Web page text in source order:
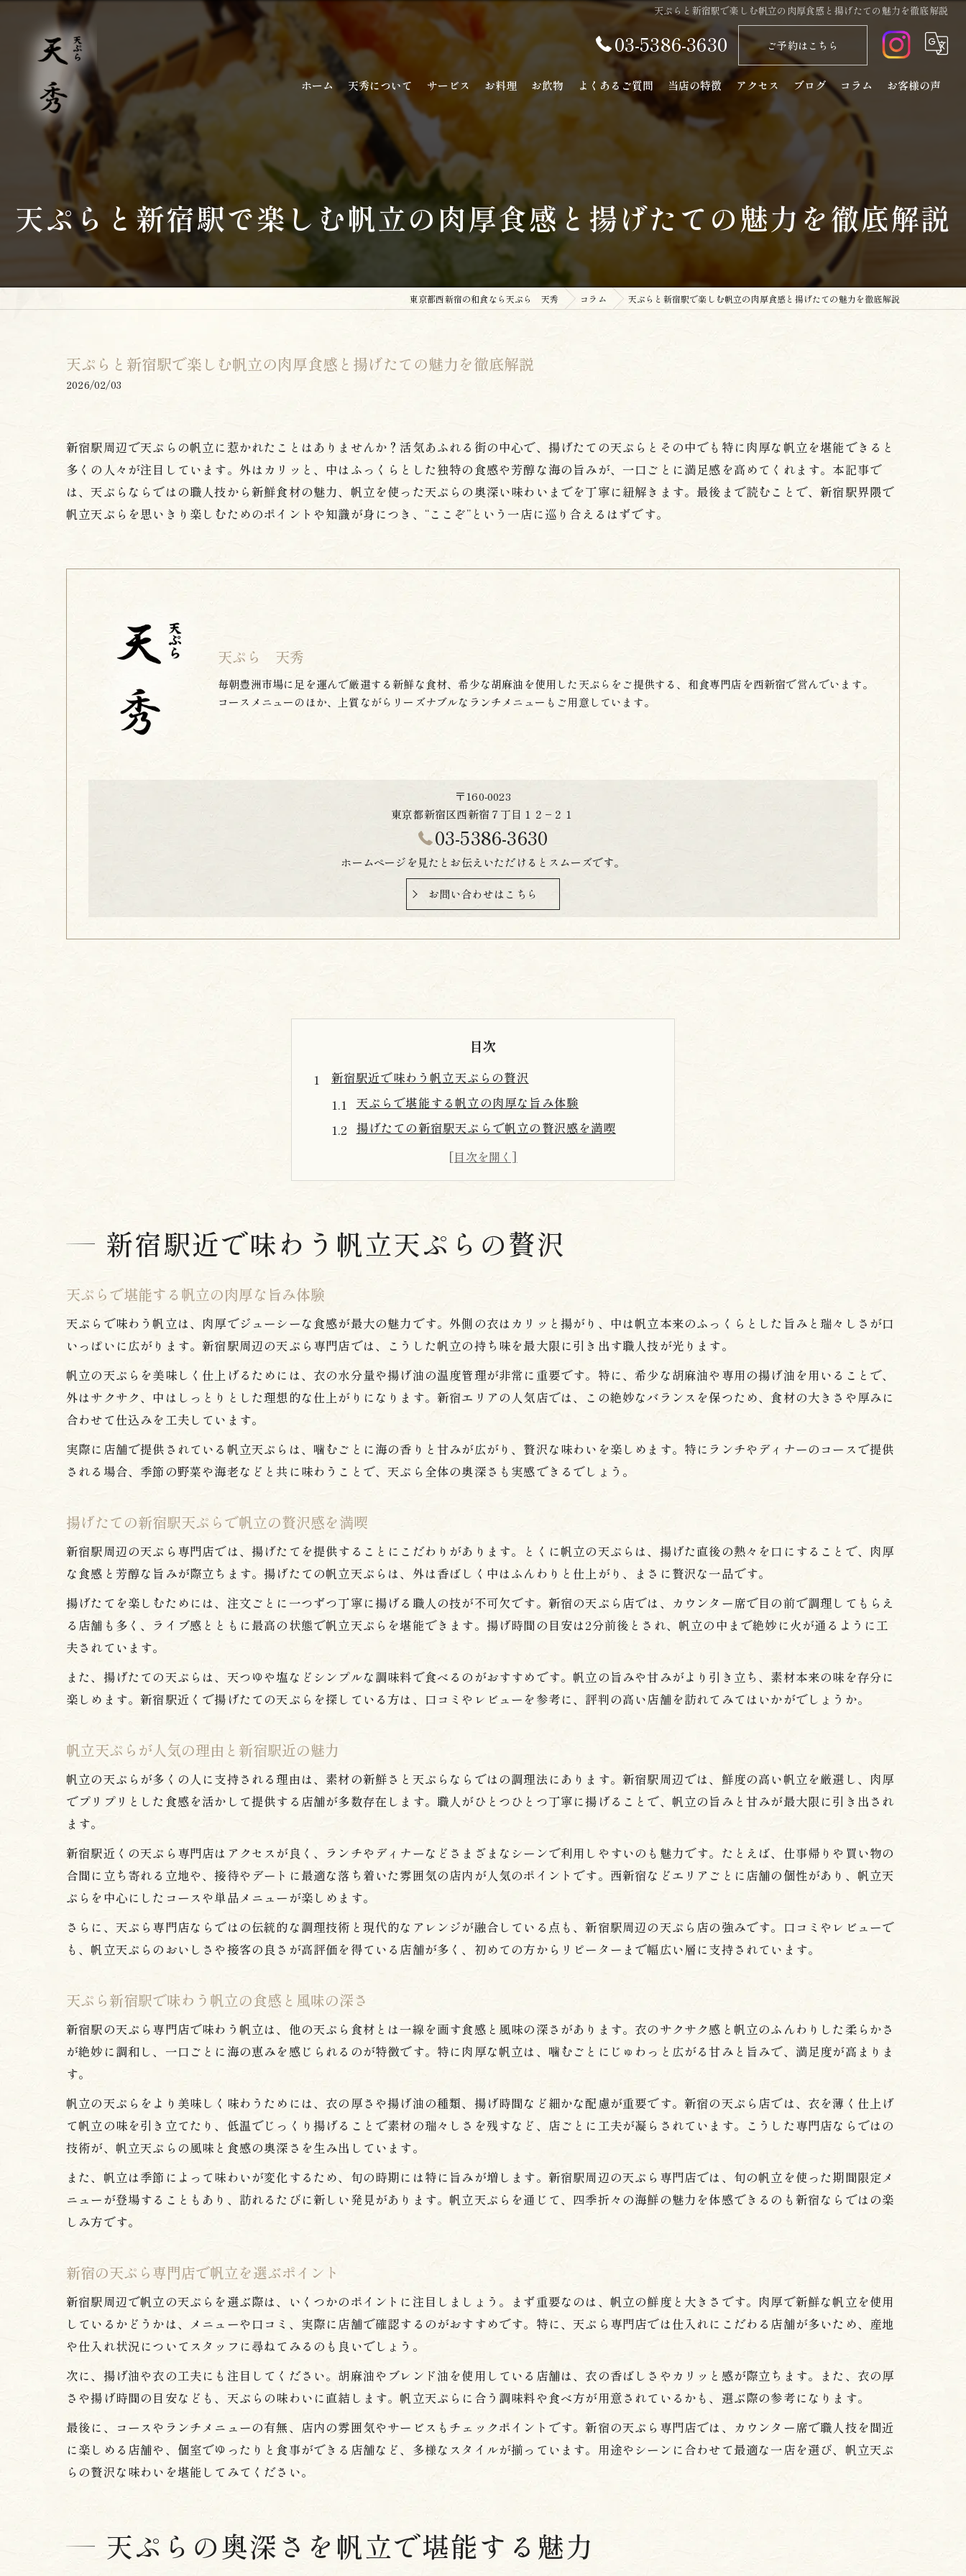
天ぷらと新宿駅で楽しむ帆立の肉厚食感と揚げたての魅力を徹底解説
03-5386-3630 ご予約はこちら
ホーム 天秀について サービス お料理 お飲物 よくあるご質問 当店の特徴
天ぷら
ディナー
アクセス ブログ コラム お客様の声
天ぷらと新宿駅で楽しむ帆立の肉厚食感と揚げたての魅力を徹底解説
東京都西新宿の和食なら天ぷら 天秀 コラム 天ぷらと新宿駅で楽しむ帆立の肉厚食感と揚げたての魅力を徹底解説
天ぷらと新宿駅で楽しむ帆立の肉厚食感と揚げたての魅力を徹底解説
2026/02/03
新宿駅周辺で天ぷらの帆立に惹かれたことはありませんか？活気あふれる街の中心で、揚げたての天ぷらとその中でも特に肉厚な帆立を堪能できると
多くの人々が注目しています。外はカリッと、中はふっくらとした独特の食感や芳醇な海の旨みが、一口ごとに満足感を高めてくれます。本記事で
は、天ぷらならではの職人技から新鮮食材の魅力、帆立を使った天ぷらの奥深い味わいまでを丁寧に紐解きます。最後まで読むことで、新宿駅界隈で
帆立天ぷらを思いきり楽しむためのポイントや知識が身につき、“ここぞ”という一店に巡り合えるはずです。
天ぷら 天秀
毎朝豊洲市場に足を運んで厳選する新鮮な食材、希少な胡麻油を使用した天ぷらをご提供する、和食専門店を西新宿で営んでいます。
コースメニューのほか、上質ながらリーズナブルなランチメニューもご用意しています。
〒160-0023
東京都新宿区西新宿７丁目１２−２１
03-5386-3630
ホームページを見たとお伝えいただけるとスムーズです。
お問い合わせはこちら
目次
新宿駅近で味わう帆立天ぷらの贅沢
天ぷらで堪能する帆立の肉厚な旨み体験
揚げたての新宿駅天ぷらで帆立の贅沢感を満喫
帆立天ぷらが人気の理由と新宿駅近の魅力
天ぷら新宿駅で味わう帆立の食感と風味の深さ
天ぷらの奥深さを帆立で堪能する魅力
帆立天ぷらで感じる伝統天ぷらの奥深さ
天ぷらの生地が帆立に与える食感の違い
帆立天ぷらと天ぷら新宿駅の組み合わせの妙
揚げたて帆立天ぷらが叶える特別感
揚げたて天ぷらで味わう帆立の贅沢な瞬間
新宿駅で楽しむできたて帆立天ぷらの魅力
帆立天ぷらの鮮度がもたらす特別なおいしさ
帆立天ぷらが好きなら新宿駅周辺へ
新宿駅周辺で帆立天ぷら巡りを満喫する方法
天ぷら好きが集う新宿駅で帆立の魅力を再発見
帆立天ぷらの食べ歩きにおすすめの新宿駅界隈
天ぷら新宿駅で帆立を楽しむためのチェックポイント
肉厚帆立が際立つ天ぷら体験の秘訣
天ぷらで楽しむ肉厚帆立のふっくら食感
帆立の選び方で変わる天ぷらの味わい方
肉厚帆立天ぷらの極上体験への近道
新宿駅で帆立天ぷらに出会うおすすめタイミング
天ぷら新宿駅で味わう旬の帆立の魅力
帆立天ぷらの話題店を見つけるコツとポイント
天ぷらの季節感と帆立の旬を楽しむ方法
帆立天ぷらに出会える新宿駅の注目スポット
新宿駅近で味わう帆立天ぷらの贅沢
天ぷらで堪能する帆立の肉厚な旨み体験
天ぷらで味わう帆立は、肉厚でジューシーな食感が最大の魅力です。外側の衣はカリッと揚がり、中は帆立本来のふっくらとした旨みと瑞々しさが口
いっぱいに広がります。新宿駅周辺の天ぷら専門店では、こうした帆立の持ち味を最大限に引き出す職人技が光ります。
帆立の天ぷらを美味しく仕上げるためには、衣の水分量や揚げ油の温度管理が非常に重要です。特に、希少な胡麻油や専用の揚げ油を用いることで、
外はサクサク、中はしっとりとした理想的な仕上がりになります。新宿エリアの人気店では、この絶妙なバランスを保つため、食材の大きさや厚みに
合わせて仕込みを工夫しています。
実際に店舗で提供されている帆立天ぷらは、噛むごとに海の香りと甘みが広がり、贅沢な味わいを楽しめます。特にランチやディナーのコースで提供
される場合、季節の野菜や海老などと共に味わうことで、天ぷら全体の奥深さも実感できるでしょう。
揚げたての新宿駅天ぷらで帆立の贅沢感を満喫
新宿駅周辺の天ぷら専門店では、揚げたてを提供することにこだわりがあります。とくに帆立の天ぷらは、揚げた直後の熱々を口にすることで、肉厚
な食感と芳醇な旨みが際立ちます。揚げたての帆立天ぷらは、外は香ばしく中はふんわりと仕上がり、まさに贅沢な一品です。
揚げたてを楽しむためには、注文ごとに一つずつ丁寧に揚げる職人の技が不可欠です。新宿の天ぷら店では、カウンター席で目の前で調理してもらえ
る店舗も多く、ライブ感とともに最高の状態で帆立天ぷらを堪能できます。揚げ時間の目安は2分前後とされ、帆立の中まで絶妙に火が通るように工
夫されています。
また、揚げたての天ぷらは、天つゆや塩などシンプルな調味料で食べるのがおすすめです。帆立の旨みや甘みがより引き立ち、素材本来の味を存分に
楽しめます。新宿駅近くで揚げたての天ぷらを探している方は、口コミやレビューを参考に、評判の高い店舗を訪れてみてはいかがでしょうか。
帆立天ぷらが人気の理由と新宿駅近の魅力
帆立の天ぷらが多くの人に支持される理由は、素材の新鮮さと天ぷらならではの調理法にあります。新宿駅周辺では、鮮度の高い帆立を厳選し、肉厚
でプリプリとした食感を活かして提供する店舗が多数存在します。職人がひとつひとつ丁寧に揚げることで、帆立の旨みと甘みが最大限に引き出され
ます。
新宿駅近くの天ぷら専門店はアクセスが良く、ランチやディナーなどさまざまなシーンで利用しやすいのも魅力です。たとえば、仕事帰りや買い物の
合間に立ち寄れる立地や、接待やデートに最適な落ち着いた雰囲気の店内が人気のポイントです。西新宿などエリアごとに店舗の個性があり、帆立天
ぷらを中心にしたコースや単品メニューが楽しめます。
さらに、天ぷら専門店ならではの伝統的な調理技術と現代的なアレンジが融合している点も、新宿駅周辺の天ぷら店の強みです。口コミやレビューで
も、帆立天ぷらのおいしさや接客の良さが高評価を得ている店舗が多く、初めての方からリピーターまで幅広い層に支持されています。
天ぷら新宿駅で味わう帆立の食感と風味の深さ
新宿駅の天ぷら専門店で味わう帆立は、他の天ぷら食材とは一線を画す食感と風味の深さがあります。衣のサクサク感と帆立のふんわりした柔らかさ
が絶妙に調和し、一口ごとに海の恵みを感じられるのが特徴です。特に肉厚な帆立は、噛むごとにじゅわっと広がる甘みと旨みで、満足度が高まりま
す。
帆立の天ぷらをより美味しく味わうためには、衣の厚さや揚げ油の種類、揚げ時間など細かな配慮が重要です。新宿の天ぷら店では、衣を薄く仕上げ
て帆立の味を引き立てたり、低温でじっくり揚げることで素材の瑞々しさを残すなど、店ごとに工夫が凝らされています。こうした専門店ならではの
技術が、帆立天ぷらの風味と食感の奥深さを生み出しています。
また、帆立は季節によって味わいが変化するため、旬の時期には特に旨みが増します。新宿駅周辺の天ぷら専門店では、旬の帆立を使った期間限定メ
ニューが登場することもあり、訪れるたびに新しい発見があります。帆立天ぷらを通じて、四季折々の海鮮の魅力を体感できるのも新宿ならではの楽
しみ方です。
新宿の天ぷら専門店で帆立を選ぶポイント
新宿駅周辺で帆立の天ぷらを選ぶ際は、いくつかのポイントに注目しましょう。まず重要なのは、帆立の鮮度と大きさです。肉厚で新鮮な帆立を使用
しているかどうかは、メニューや口コミ、実際に店舗で確認するのがおすすめです。特に、天ぷら専門店では仕入れにこだわる店舗が多いため、産地
や仕入れ状況についてスタッフに尋ねてみるのも良いでしょう。
次に、揚げ油や衣の工夫にも注目してください。胡麻油やブレンド油を使用している店舗は、衣の香ばしさやカリッと感が際立ちます。また、衣の厚
さや揚げ時間の目安なども、天ぷらの味わいに直結します。帆立天ぷらに合う調味料や食べ方が用意されているかも、選ぶ際の参考になります。
最後に、コースやランチメニューの有無、店内の雰囲気やサービスもチェックポイントです。新宿の天ぷら専門店では、カウンター席で職人技を間近
に楽しめる店舗や、個室でゆったりと食事ができる店舗など、多様なスタイルが揃っています。用途やシーンに合わせて最適な一店を選び、帆立天ぷ
らの贅沢な味わいを堪能してみてください。
天ぷらの奥深さを帆立で堪能する魅力
お問い合わせはこちら
お問い合わせはこちら